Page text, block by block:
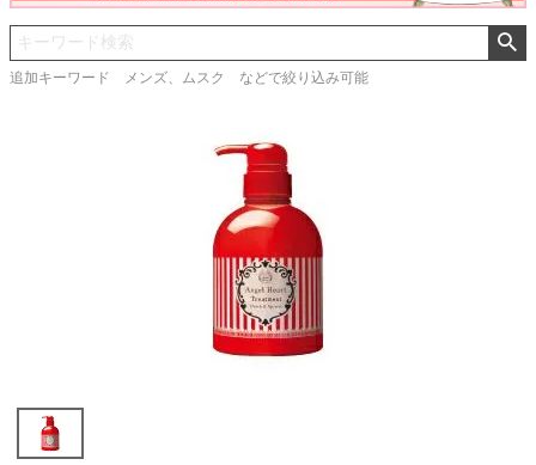
追加キーワード メンズ、ムスク などで絞り込み可能